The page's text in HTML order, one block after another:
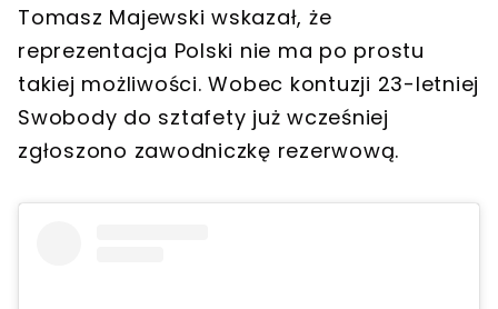
Tomasz Majewski wskazał, że
reprezentacja Polski nie ma po prostu
takiej możliwości. Wobec kontuzji 23-letniej
Swobody do sztafety już wcześniej
zgłoszono zawodniczkę rezerwową.